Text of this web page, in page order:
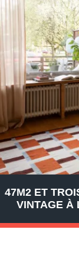
47M2 ET
VINTAGE À